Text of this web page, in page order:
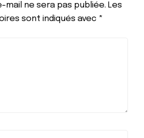
mail ne sera pas publiée. Les
sont indiqués avec *